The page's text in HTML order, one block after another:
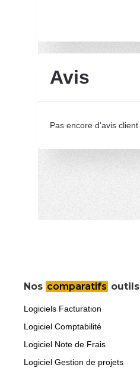
Avis
Pas encore d'avis client
Nos comparatifs outils
Logiciels Facturation
Logiciel Comptabilité
Logiciel Note de Frais
Logiciel Gestion de projets